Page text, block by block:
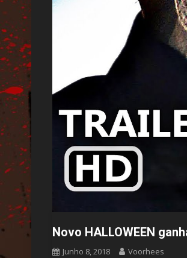
Novo HALLOWEEN
Junho 8, 2018 Voorhees